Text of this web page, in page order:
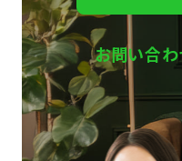
お問い合わ